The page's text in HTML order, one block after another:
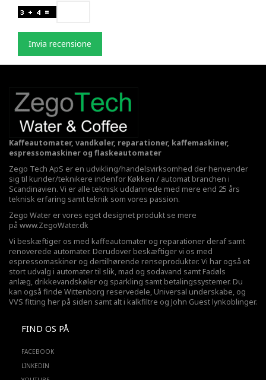
Invia recensione
Kaffeautomater, vandkøler, reparationer, kaffemaskiner,
espressomaskiner og flaskeautomater
Zego Tech ApS er en udvikling/handelsvirksomhed der henvender
sig til kunder/teknikere indenfor Køkken / automat branchen i
Scandinavien. Vi er alle teknisk uddannede med mere end 25 års
teknisk erfaring samt teknik som vores passion.
Zego Water er vores eget designet produkt se mere
på www.ZegoWater.dk
Vi beskæftiger os med kaffeautomater og reparationer deraf samt
renoverede automater. Derudover beskæftiger vi os med
espressomaskiner og dertilhørende renseprodukter. Vi har også et
stort udvalg i automater til slik, mad og sodavand samt Fadøls
anlæg, drikkevandskøler og sparkling samt betalingssystemer. Du
kan også finde Wittenborg reservedele, Universal underskabe, og
VVS fitting her på siden samt alt i kalkfiltre og John Guest lynkoblinger.
FIND OS PÅ
FACEBOOK
LINKEDIN